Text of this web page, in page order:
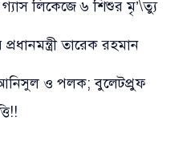
লিকেজে ৬ শিশুর মৃ’\ত্যু
তারেক রহমান
ও পলক; বুলেটপ্রুফ